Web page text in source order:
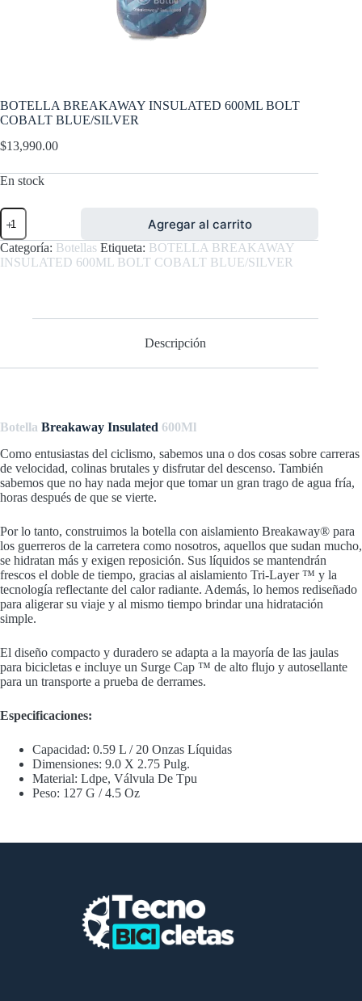
BOTELLA BREAKAWAY INSULATED 600ML BOLT
COBALT BLUE/SILVER
$13,990.00
En stock
BOTELLA
BREAKAWAY
INSULATED
600ML
BOLT
Agregar al carrito
Categoría: Botellas Etiqueta: BOTELLA BREAKAWAY
INSULATED 600ML BOLT COBALT BLUE/SILVER
Descripción
Botella Breakaway Insulated 600Ml
Como entusiastas del ciclismo, sabemos una o dos cosas sobre carreras
de velocidad, colinas brutales y disfrutar del descenso. También
sabemos que no hay nada mejor que tomar un gran trago de agua fría,
horas después de que se vierte.
Por lo tanto, construimos la botella con aislamiento Breakaway® para
los guerreros de la carretera como nosotros, aquellos que sudan mucho,
se hidratan más y exigen reposición. Sus líquidos se mantendrán
frescos el doble de tiempo, gracias al aislamiento Tri-Layer ™ y la
tecnología reflectante del calor radiante. Además, lo hemos rediseñado
para aligerar su viaje y al mismo tiempo brindar una hidratación
simple.
El diseño compacto y duradero se adapta a la mayoría de las jaulas
para bicicletas e incluye un Surge Cap ™ de alto flujo y autosellante
para un transporte a prueba de derrames.
Especificaciones:
Capacidad: 0.59 L / 20 Onzas Líquidas
Dimensiones: 9.0 X 2.75 Pulg.
Material: Ldpe, Válvula De Tpu
Peso: 127 G / 4.5 Oz